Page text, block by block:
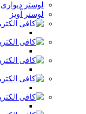
لوستر دیواری
لوستر آویز